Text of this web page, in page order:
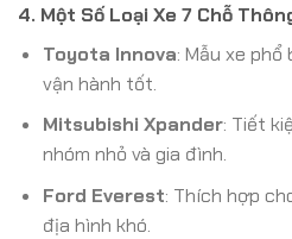
4. Một Số Loại Xe 7 Chỗ
Toyota Innova: Mẫu xe phổ
vận hành tốt.
Mitsubishi Xpander: Tiết
nhóm nhỏ và gia đình.
Ford Everest: Thích hợp
địa hình khó.